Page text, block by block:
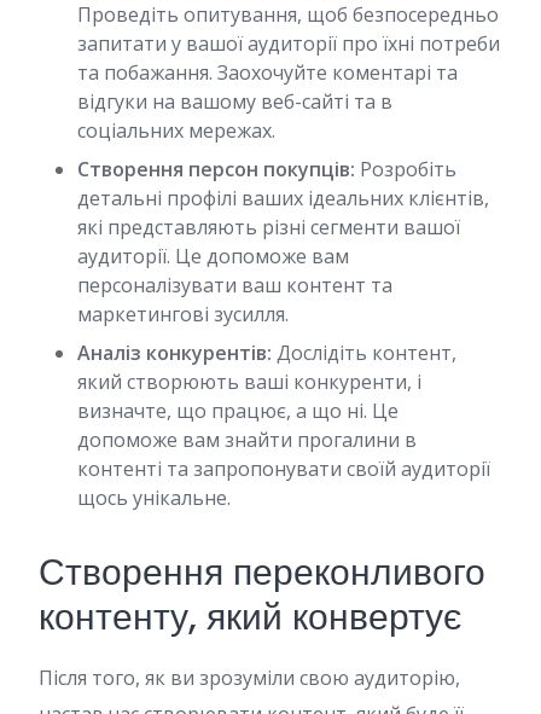
Проведіть опитування, щоб безпосередньо
запитати у вашої аудиторії про їхні потреби
та побажання. Заохочуйте коментарі та
відгуки на вашому веб-сайті та в
соціальних мережах.
Створення персон покупців: Розробіть
детальні профілі ваших ідеальних клієнтів,
які представляють різні сегменти вашої
аудиторії. Це допоможе вам
персоналізувати ваш контент та
маркетингові зусилля.
Аналіз конкурентів: Дослідіть контент,
який створюють ваші конкуренти, і
визначте, що працює, а що ні. Це
допоможе вам знайти прогалини в
контенті та запропонувати своїй аудиторії
щось унікальне.
Створення переконливого
контенту, який конвертує
Після того, як ви зрозуміли свою аудиторію,